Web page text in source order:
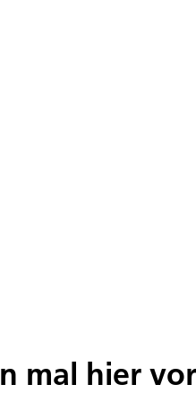
mal hier